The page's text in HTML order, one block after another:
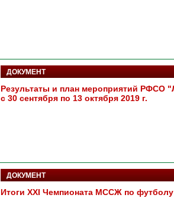
ДОКУМЕНТ
Результаты и план мероприятий
с 30 сентября по 13 октября 2019 г.
ДОКУМЕНТ
Итоги XXI Чемпионата МССЖ по футболу